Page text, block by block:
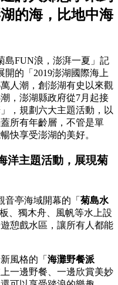
的海，比地中海
島FUN浪，澎湃一夏」記
的「2019澎湖國際海上
人潮，創澎湖有史以來觀
，澎湖縣政府從7月起接
，規劃六大主題活動，以
所有年齡層，不管是單
快享受澎湖的美好。
洋主題活動，展現菊
音亭海域開幕的「 菊島水
、獨木舟、風帆等水上設
憩戲水區，讓所有人都能
風格的「 海灘野餐派
一邊野餐、一邊欣賞美妙